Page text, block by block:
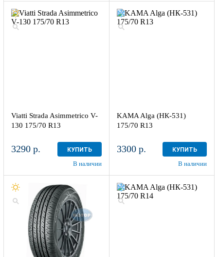
Viatti Strada Asimmetrico V-
130 175/70 R13
3290 р. КУПИТЬ
В наличии
KAMA Alga (НК-531)
175/70 R13
3300 р. КУПИТЬ
В наличии